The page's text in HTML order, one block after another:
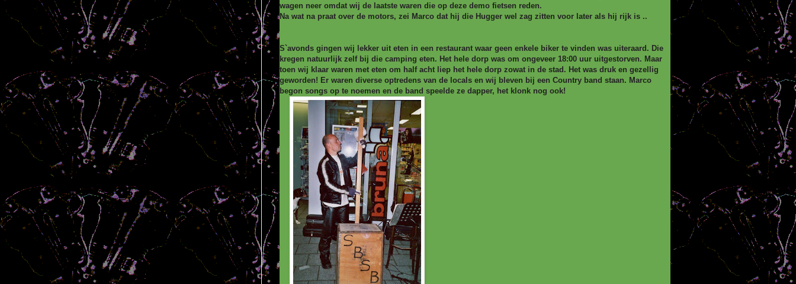
wagen neer omdat wij de laatste waren die op deze demo fietsen reden.
Na wat na praat over de motors, zei Marco dat hij die Hugger wel zag zitten voor later als hij rijk is ..
S`avonds gingen wij lekker uit eten in een restaurant waar geen enkele biker te vinden was uiteraard. Die
kregen natuurlijk zelf bij die camping eten. Het hele dorp was om ongeveer 18:00 uur uitgestorven. Maar
toen wij klaar waren met eten om half acht liep het hele dorp zowat in de stad. Het was druk en gezellig
geworden! Er waren diverse optredens van de locals en wij bleven bij een Country band staan. Marco
begon songs op te noemen en de band speelde ze dapper, het klonk nog ook!